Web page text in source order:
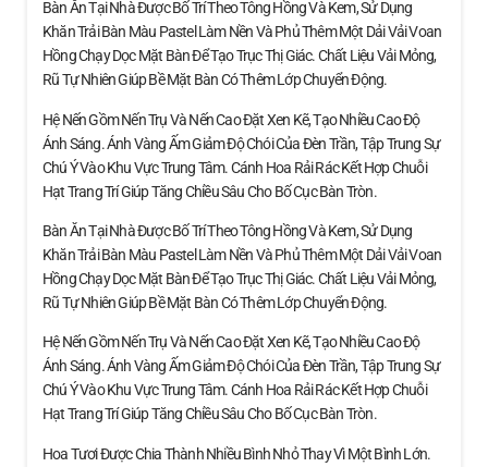
Bàn Ăn Tại Nhà Được Bố Trí Theo Tông Hồng Và Kem, Sử Dụng
Khăn Trải Bàn Màu Pastel Làm Nền Và Phủ Thêm Một Dải Vải Voan
Hồng Chạy Dọc Mặt Bàn Để Tạo Trục Thị Giác. Chất Liệu Vải Mỏng,
Rũ Tự Nhiên Giúp Bề Mặt Bàn Có Thêm Lớp Chuyển Động.
Hệ Nến Gồm Nến Trụ Và Nến Cao Đặt Xen Kẽ, Tạo Nhiều Cao Độ
Ánh Sáng. Ánh Vàng Ấm Giảm Độ Chói Của Đèn Trần, Tập Trung Sự
Chú Ý Vào Khu Vực Trung Tâm. Cánh Hoa Rải Rác Kết Hợp Chuỗi
Hạt Trang Trí Giúp Tăng Chiều Sâu Cho Bố Cục Bàn Tròn.
Bàn Ăn Tại Nhà Được Bố Trí Theo Tông Hồng Và Kem, Sử Dụng
Khăn Trải Bàn Màu Pastel Làm Nền Và Phủ Thêm Một Dải Vải Voan
Hồng Chạy Dọc Mặt Bàn Để Tạo Trục Thị Giác. Chất Liệu Vải Mỏng,
Rũ Tự Nhiên Giúp Bề Mặt Bàn Có Thêm Lớp Chuyển Động.
Hệ Nến Gồm Nến Trụ Và Nến Cao Đặt Xen Kẽ, Tạo Nhiều Cao Độ
Ánh Sáng. Ánh Vàng Ấm Giảm Độ Chói Của Đèn Trần, Tập Trung Sự
Chú Ý Vào Khu Vực Trung Tâm. Cánh Hoa Rải Rác Kết Hợp Chuỗi
Hạt Trang Trí Giúp Tăng Chiều Sâu Cho Bố Cục Bàn Tròn.
Hoa Tươi Được Chia Thành Nhiều Bình Nhỏ Thay Vì Một Bình Lớn.